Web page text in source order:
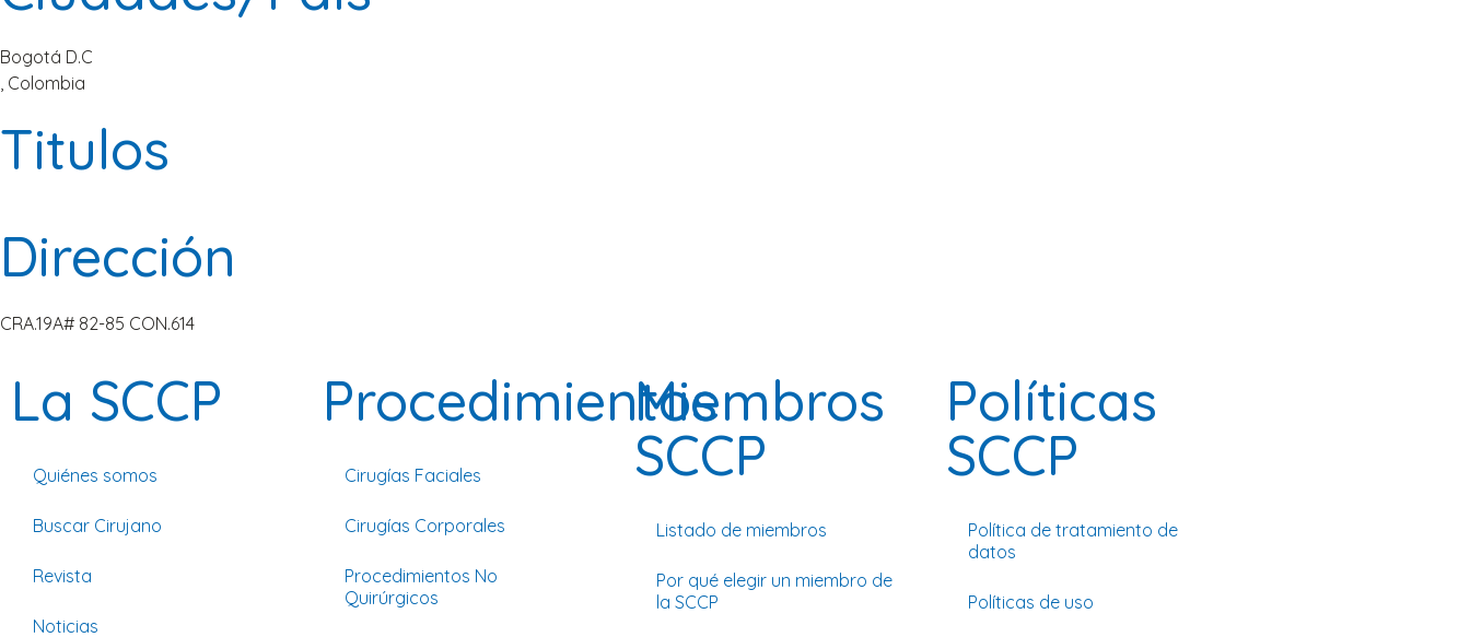
Bogotá D.C
, Colombia
Titulos
Dirección
CRA.19A# 82-85 CON.614
La SCCP
Quiénes somos
Buscar Cirujano
Revista
Noticias
Procedimientos
Cirugías Faciales
Cirugías Corporales
Procedimientos No
Quirúrgicos
Miembros
SCCP
Listado de miembros
Por qué elegir un miembro de
la SCCP
Políticas
SCCP
Política de tratamiento de
datos
Políticas de uso